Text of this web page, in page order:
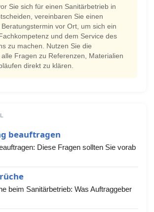
Sie sich für einen Sanitärbetrieb in
vereinbaren Sie einen
vor Ort, um sich ein
und dem Service des
zu machen. Nutzen Sie die
Fragen zu Referenzen, Materialien
direkt zu klären.
beauftragen
Diese Fragen sollten Sie vorab
beim Sanitärbetrieb: Was Auftraggeber